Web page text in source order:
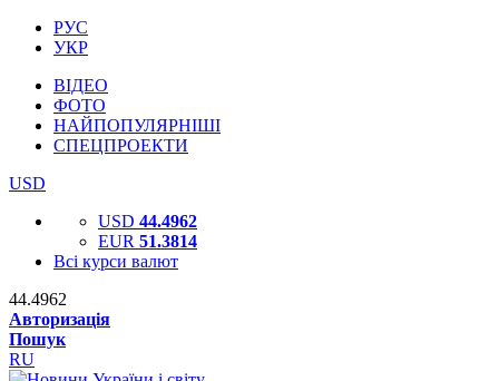
РУС
УКР
ВІДЕО
ФОТО
НАЙПОПУЛЯРНІШІ
СПЕЦПРОЕКТИ
USD
USD 44.4962
EUR 51.3814
Всі курси валют
44.4962
Авторизація
Пошук
RU